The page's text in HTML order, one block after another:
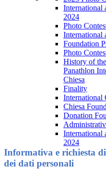
International
2024
Photo
International
Foundation
Photo
History of
Panathlon
Chiesa
Finality
International
Chiesa
Donation
International
2024
Informativa e richiesta
dei dati personali